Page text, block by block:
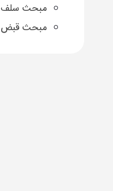
مبحث سلف
مبحث قبض